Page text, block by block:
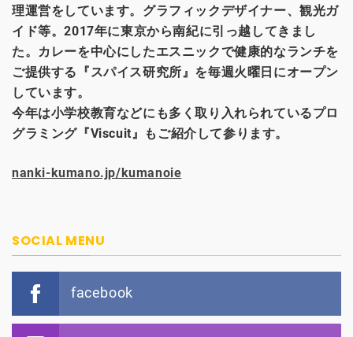
理運営をしています。グラフィックデザイナー、観光ガ
イド等。2017年に東京から南紀に引っ越してきまし
た。カレーを中心にしたエスニックで健康的なランチを
ご提供する『スパイス研究所』を毎週火曜日にオープン
しています。
今年は小学校教育などにも多く取り入れられているプロ
グラミング『Viscuit』もご紹介して参ります。
nanki-kumano.jp/kumanoie
SOCIAL MENU
facebook